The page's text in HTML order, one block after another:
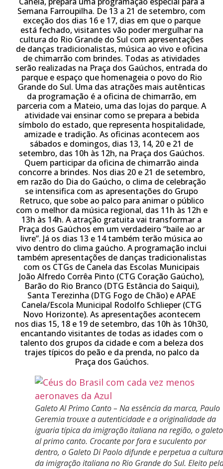
Semana Farroupilha. De 13 a 21 de setembro, com
exceção dos dias 16 e 17, dias em que o parque
está fechado, visitantes vão poder mergulhar na
cultura do Rio Grande do Sul com apresentações
de danças tradicionalistas, música ao vivo e oficina
de chimarrão com brindes. Todas as atividades
serão realizadas na Praça dos Gaúchos, entrada do
parque e espaço que homenageia o povo do Rio
Grande do Sul. Uma das atrações mais autênticas
da programação é a oficina de chimarrão, em
parceria com a Mateio, uma das lojas do parque. A
atividade vai ensinar como se prepara a bebida
símbolo do estado, que representa hospitalidade,
amizade e tradição. As oficinas acontecem aos
sábados e domingos, dias 13, 14, 20 e 21 de
setembro, das 10h às 12h, na Praça dos Gaúchos.
Quem participar da oficina de chimarrão ainda
concorre a brindes. Nos dias 20 e 21 de setembro,
em razão do Dia do Gaúcho, o clima de celebração
se intensifica com as apresentações do Grupo
Retruco, que sobe ao palco para animar o público
com o melhor da música regional, das 11h às 12h e
13h às 14h. A atração gratuita vai transformar a
Praça dos Gaúchos em um verdadeiro “baile ao ar
livre”. Já os dias 13 e 14 também terão música ao
vivo dentro do clima gaúcho. A programação inclui
também apresentações de danças tradicionalistas
com os CTGs de Canela das Escolas Municipais
João Alfredo Corrêa Pinto (CTG Coração Gaúcho),
Barão do Rio Branco (DTG Estância do Saiqui),
Santa Terezinha (DTG Fogo de Chão) e APAE
Canela/Escola Municipal Rodolfo Schlieper (CTG
Novo Horizonte). As apresentações acontecem
nos dias 15, 18 e 19 de setembro, das 10h às 10h30,
encantando visitantes de todas as idades com o
talento dos grupos da cidade e com a beleza dos
trajes típicos do peão e da prenda, no palco da
Praça dos Gaúchos.
Galeto Al Primo Canto – Na essência da marca, Paulo
Geremia trouxe a autenticidade e a originalidade da
iguaria típica da imigração italiana na região, o galeto
al primo canto. Crocante por fora e suculento por
dentro, o Galeto Di Paolo difunde e perpetua a cultura
da imigração italiana no Rio Grande do Sul. Eleito